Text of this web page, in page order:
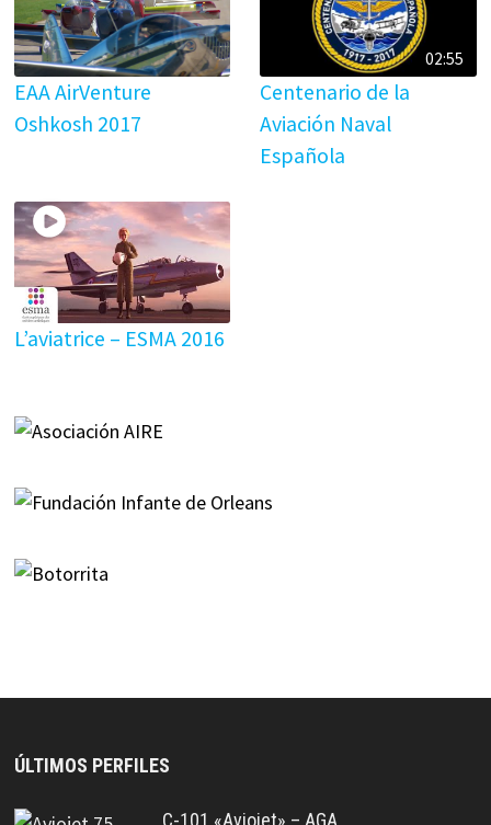
EAA AirVenture
Oshkosh 2017
02:55
Centenario de la
Aviación Naval
Española
L’aviatrice – ESMA 2016
ÚLTIMOS PERFILES
C-101 «Aviojet» – AGA